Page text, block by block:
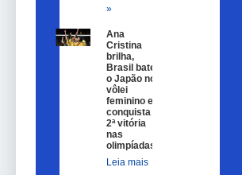
»
Ana
Cristina
brilha,
Brasil bate
o Japão no
vôlei
feminino e
conquista
2ª vitória
nas
olimpíadas
Leia mais